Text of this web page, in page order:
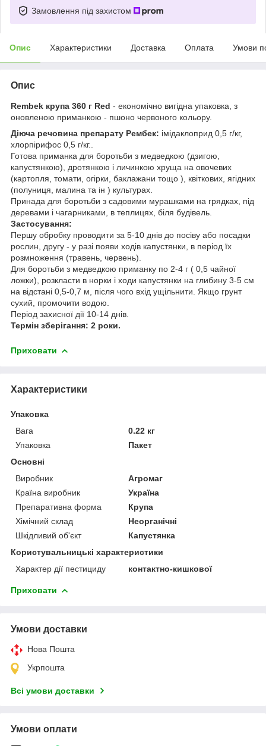
Замовлення під захистом
Опис Характеристики Доставка Оплата Умови
Опис
Rembek крупа 360 г Red - економічно вигідна упаковка, з
оновленою приманкою - пшоно червоного кольору.
Діюча речовина препарату Рембек: імідаклоприд 0,5 г/кг,
хлорпірифос 0,5 г/кг..
Готова приманка для боротьби з медведкою (дзигою,
капустянкою), дротянкою і личинкою хруща на овочевих
(картопля, томати, огірки, баклажани тощо ), квіткових, ягідних
(полуниця, малина та ін ) культурах.
Принада для боротьби з садовими мурашками на грядках, під
деревами і чагарниками, в теплицях, біля будівель.
Застосування:
Першу обробку проводити за 5-10 днів до посіву або посадки
рослин, другу - у разі появи ходів капустянки, в період їх
розмноження (травень, червень).
Для боротьби з медведкою приманку по 2-4 г ( 0,5 чайної
ложки), розкласти в норки і ходи капустянки на глибину 3-5 см
на відстані 0,5-0,7 м, після чого вхід ущільнити. Якщо грунт
сухий, промочити водою.
Період захисної дії 10-14 днів.
Термін зберігання: 2 роки.
Приховати
Характеристики
Упаковка
Вага
0.22 кг
Упаковка
Пакет
Основні
Виробник
Агромаг
Країна виробник
Україна
Препаративна форма
Крупа
Хімічний склад
Неорганічні
Шкідливий об'єкт
Капустянка
Користувальницькі характеристики
Характер дії пестициду
контактно-кишкової
Приховати
Умови доставки
Нова Пошта
Укрпошта
Всі умови доставки
Умови оплати